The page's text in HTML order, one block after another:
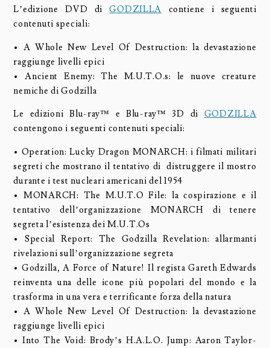
L’edizione DVD diGODZILLA contiene i seguenti
contenuti speciali:
• A Whole New Level Of Destruction: la devastazione
raggiunge livelli epici
• Ancient Enemy: The M.U.T.O.s: le nuove creature
nemiche di Godzilla
Le edizioni Blu-ray™ e Blu-ray™ 3D di GODZILLA
contengono i seguenti contenuti speciali:
• Operation: Lucky Dragon MONARCH: i filmati militari
segreti che mostrano il tentativo di distruggere il mostro
durante i test nucleari americani del 1954
• MONARCH: The M.U.T.O File: la cospirazione e il
tentativo dell’organizzazione MONARCH di tenere
segreta l’esistenza dei M.U.T.Os
• Special Report: The Godzilla Revelation: allarmanti
rivelazioni sull’organizzazione segreta
• Godzilla, A Force of Nature! Il regista Gareth Edwards
reinventa una delle icone più popolari del mondo e la
trasforma in una vera e terrificante forza della natura
• A Whole New Level Of Destruction: la devastazione
raggiunge livelli epici
• Into The Void: Brody’s H.A.L.O. Jump: Aaron Taylor-